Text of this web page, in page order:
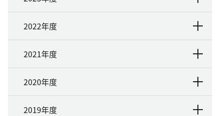
2022年度
2021年度
2020年度
2019年度